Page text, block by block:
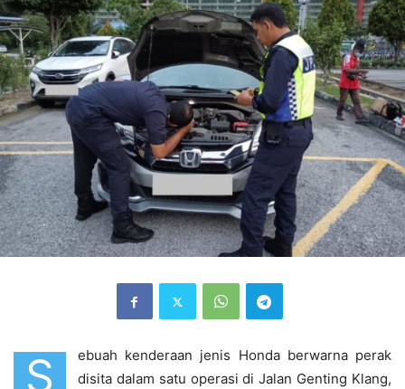
S
ebuah kenderaan jenis Honda berwarna perak
disita dalam satu operasi di Jalan Genting Klang,